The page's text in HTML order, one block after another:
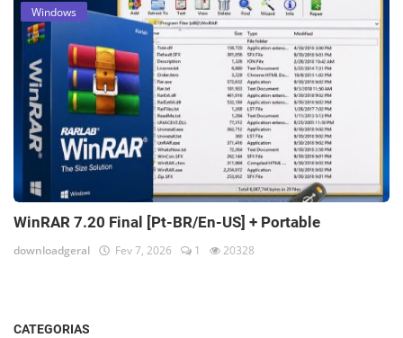
Windows
WinRAR 7.20 Final [Pt-BR/En-US] + Portable
downloadgeral Fev 7, 2026 1 20328
CATEGORIAS